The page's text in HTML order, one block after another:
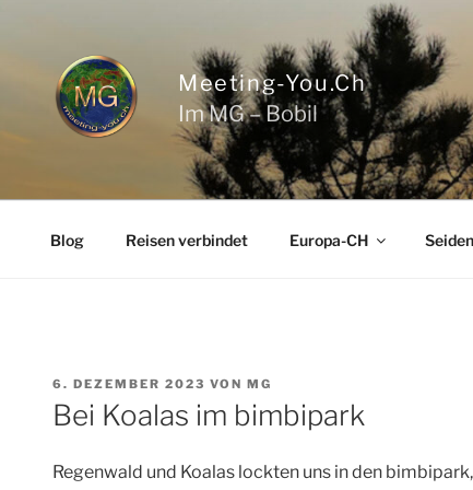
springen
Meeting-You.ch
Im MG – Bobil
Blog Reisen verbindet Europa-CH
VERÖFFENTLICHT
AM
6. DEZEMBER 2023 VON MG
Bei Koalas im bimbipark
Regenwald und Koalas lockten uns in den